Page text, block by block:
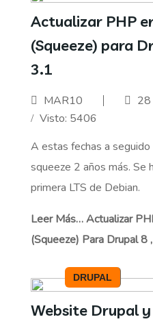
Actualizar PHP
(Squeeze) para
3.1
MAR10
28
Visto: 5406
A estas fechas a
squeeze 2 años más. Se
primera LTS de Debian.
Leer Más… Actualizar
(Squeeze) Para Drupal 8
Website Drupal
DRUPAL